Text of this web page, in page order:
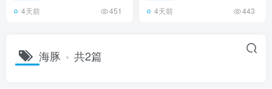
4天前 451 4天前 443
海豚 共2篇